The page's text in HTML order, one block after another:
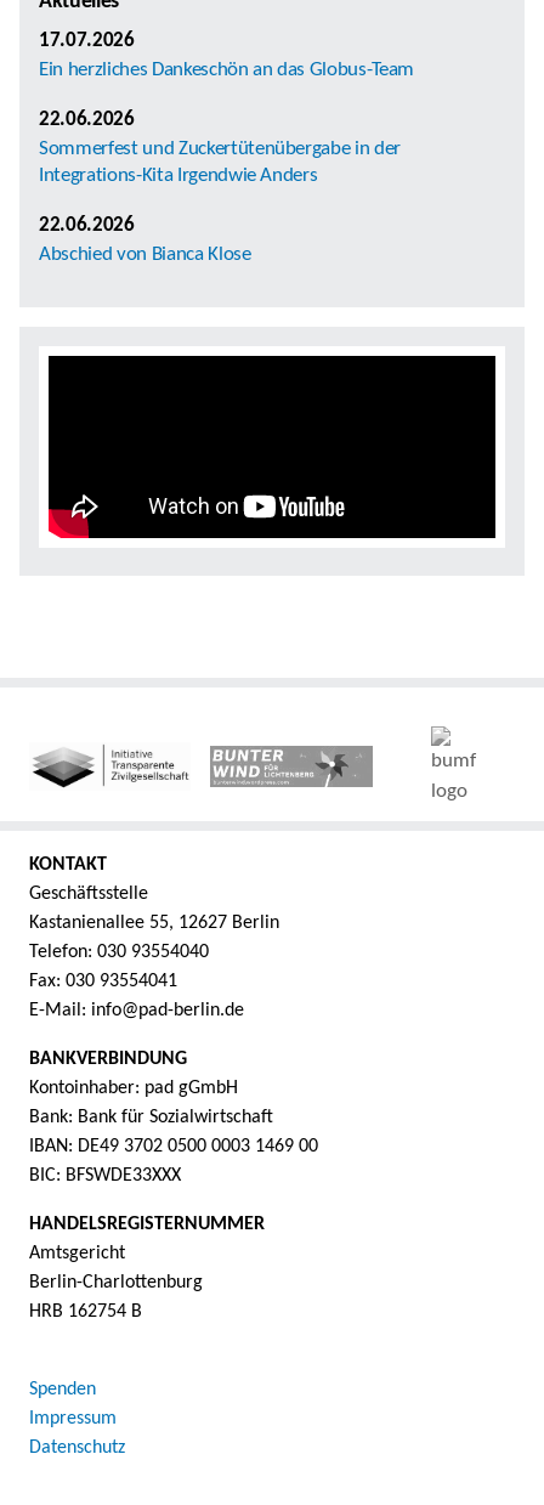
17.07.2026
Ein herzliches Dankeschön an das Globus-Team
22.06.2026
Sommerfest und Zuckertütenübergabe in der
Integrations-Kita Irgendwie Anders
22.06.2026
Abschied von Bianca Klose
KONTAKT
Geschäftsstelle
Kastanienallee 55, 12627 Berlin
Telefon: 030 93554040
Fax: 030 93554041
E-Mail: info@pad-berlin.de
BANKVERBINDUNG
Kontoinhaber: pad gGmbH
Bank: Bank für Sozialwirtschaft
IBAN: DE49 3702 0500 0003 1469 00
BIC: BFSWDE33XXX
HANDELSREGISTERNUMMER
Amtsgericht
Berlin-Charlottenburg
HRB 162754 B
Spenden
Impressum
Datenschutz